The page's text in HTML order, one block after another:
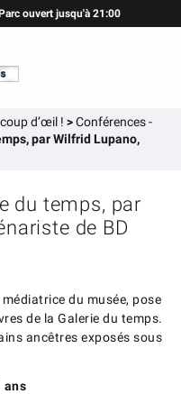
ouvert jusqu'à 21:00
d’œil ! >Conférences -
par Wilfrid Lupano,
du temps, par
de BD
du musée, pose
de la Galerie du temps.
ancêtres exposés sous
ans